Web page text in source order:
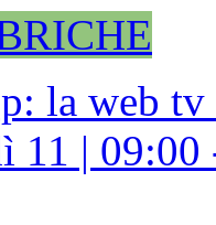
la web
11 |